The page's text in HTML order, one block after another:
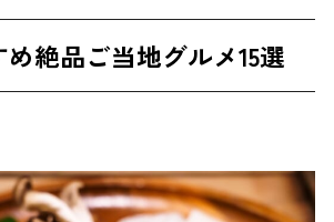
◆茨城名物のあんこう鍋が食べられるお店『あんこうの宿まるみつ旅館』
◆茨城名物のはまぐりが食べられるお店『浜焼き 漁師小屋』
◆茨城名物の生しらす丼が食べられるお店『大洗町漁協 かあちゃんの店』
絶品ご当地グルメ15選